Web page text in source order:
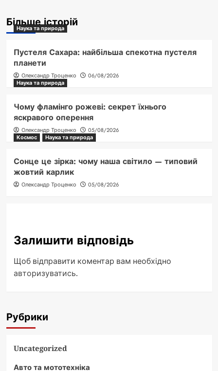
Більше історій
Наука та природа
Пустеля Сахара: найбільша спекотна пустеля
планети
Олександр Троценко
06/08/2026
Наука та природа
Чому фламінго рожеві: секрет їхнього
яскравого оперення
Олександр Троценко
05/08/2026
Космос
Наука та природа
Сонце це зірка: чому наша світило — типовий
жовтий карлик
Олександр Троценко 05/08/2026
Залишити відповідь
Щоб відправити коментар вам необхідно
авторизуватись.
Рубрики
Uncategorized
Авто та мототехніка